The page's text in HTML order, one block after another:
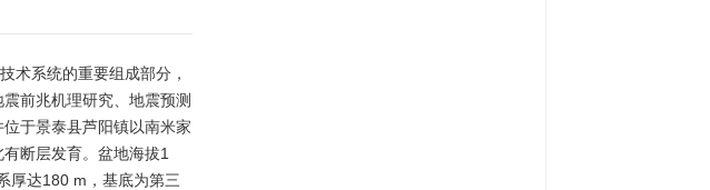
术系统的重要组成部分，
前兆机理研究、地震预测
于景泰县芦阳镇以南米家
断层发育。盆地海拔1
厚达180 m，基底为第三